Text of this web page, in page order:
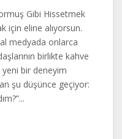
Gibi Hissetmek
için eline alıyorsun.
medyada onlarca
birlikte kahve
bir deneyim
şu düşünce geçiyor: